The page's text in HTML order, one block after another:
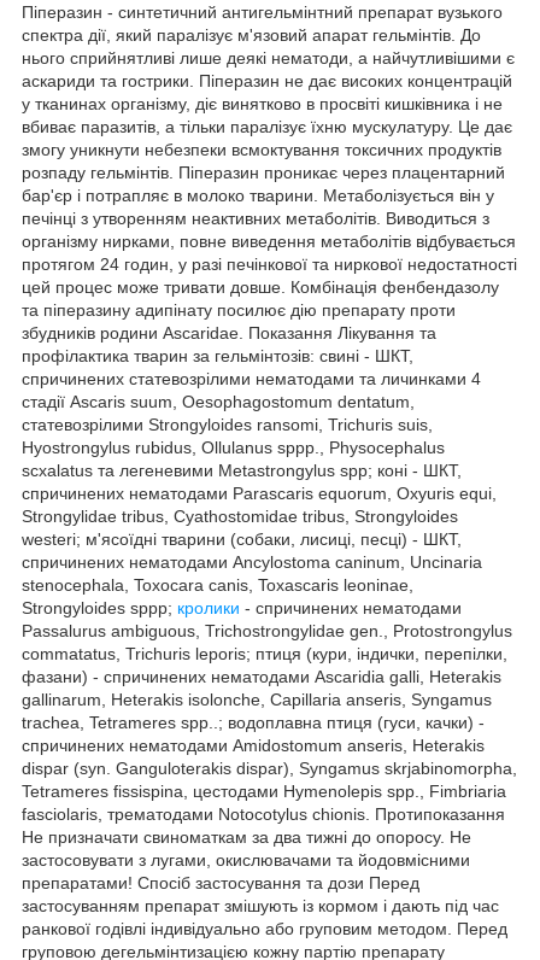
Піперазин - синтетичний антигельмінтний препарат вузького
спектра дії, який паралізує м'язовий апарат гельмінтів. До
нього сприйнятливі лише деякі нематоди, а найчутливішими є
аскариди та гострики. Піперазин не дає високих концентрацій
у тканинах організму, діє винятково в просвіті кишківника і не
вбиває паразитів, а тільки паралізує їхню мускулатуру. Це дає
змогу уникнути небезпеки всмоктування токсичних продуктів
розпаду гельмінтів. Піперазин проникає через плацентарний
бар'єр і потрапляє в молоко тварини. Метаболізується він у
печінці з утворенням неактивних метаболітів. Виводиться з
організму нирками, повне виведення метаболітів відбувається
протягом 24 годин, у разі печінкової та ниркової недостатності
цей процес може тривати довше. Комбінація фенбендазолу
та піперазину адипінату посилює дію препарату проти
збудників родини Ascaridae. Показання Лікування та
профілактика тварин за гельмінтозів: свині - ШКТ,
спричинених статевозрілими нематодами та личинками 4
стадії Ascaris suum, Oesophagostomum dentatum,
статевозрілими Strongyloides ransomi, Trichuris suis,
Hyostrongylus rubidus, Ollulanus spрр., Physocephalus
scxalatus та легеневими Metastrongylus spp; коні - ШКТ,
спричинених нематодами Parascaris equorum, Oxyuris equi,
Strongylidae tribus, Cyathostomidae tribus, Strongyloides
westeri; м'ясоїдні тварини (собаки, лисиці, песці) - ШКТ,
спричинених нематодами Ancylostoma caninum, Uncinaria
stenocephala, Toxocara canis, Toxascaris leoninae,
Strongyloides spрр; кролики - спричинених нематодами
Passalurus ambiguous, Trichostrongylidae gen., Protostrongylus
commatatus, Trichuris leporis; птиця (кури, індички, перепілки,
фазани) - спричинених нематодами Ascaridia galli, Heterakis
gallinarum, Heterakis isolonche, Capillaria anseris, Syngamus
trachea, Tetrameres spp..; водоплавна птиця (гуси, качки) -
спричинених нематодами Amidostomum anseris, Heterakis
dispar (syn. Ganguloterakis dispar), Syngamus skrjabinomorpha,
Tetrameres fissispina, цестодами Hymenolepis spp., Fimbriaria
fasciolaris, трематодами Notocotylus chionis. Протипоказання
Не призначати свиноматкам за два тижні до опоросу. Не
застосовувати з лугами, окислювачами та йодовмісними
препаратами! Спосіб застосування та дози Перед
застосуванням препарат змішують із кормом і дають під час
ранкової годівлі індивідуально або груповим методом. Перед
груповою дегельмінтизацією кожну партію препарату